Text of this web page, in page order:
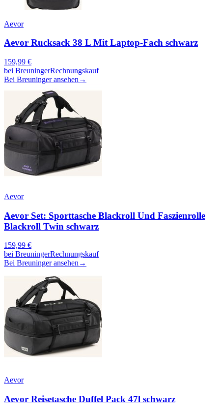
Aevor
Aevor Rucksack 38 L Mit Laptop-Fach schwarz
159,99 €
bei BreuningerRechnungskauf
Bei Breuninger ansehen →
Aevor
Aevor Set: Sporttasche Blackroll Und Faszienrolle
Blackroll Twin schwarz
159,99 €
bei BreuningerRechnungskauf
Bei Breuninger ansehen →
Aevor
Aevor Reisetasche Duffel Pack 47l schwarz